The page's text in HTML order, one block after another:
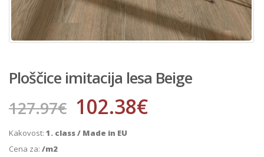
Ploščice imitacija lesa Beige
127.97€ 102.38€
Kakovost: 1. class / Made in EU
Cena za: /m2